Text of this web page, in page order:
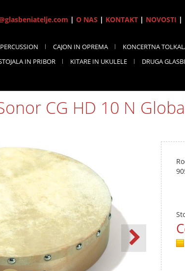
| O NAS | KONTAKT| NOVOSTI |
CAJON IN OPREMA KONCERTNA
IN PRIBOR KITARE IN UKULELE DRUGA
CG HD 10 N